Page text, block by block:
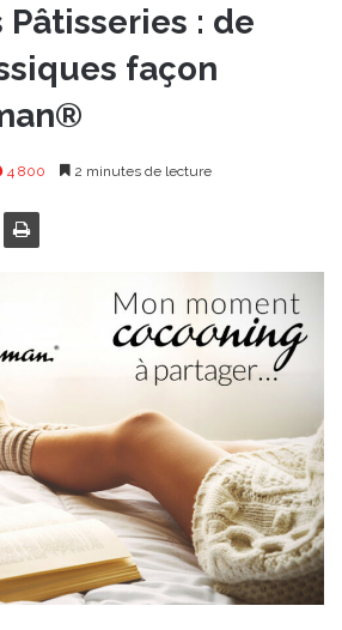
Pâtisseries : de
façon
4 800 2 minutes de lecture